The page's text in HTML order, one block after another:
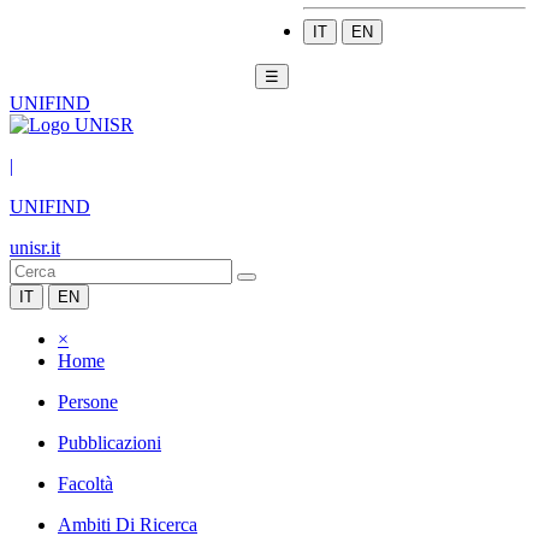
IT EN
☰
UNIFIND
|
UNIFIND
unisr.it
IT EN
×
Home
Persone
Pubblicazioni
Facoltà
Ambiti Di Ricerca